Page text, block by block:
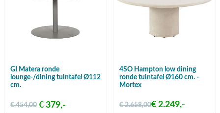
GI Matera ronde
lounge-/dining tuintafel Ø112
cm.
€ 379,-
€ 454,00
4SO Hampton low dining
ronde tuintafel Ø160 cm. -
Mortex
€ 2.658,00€ 2.249,-